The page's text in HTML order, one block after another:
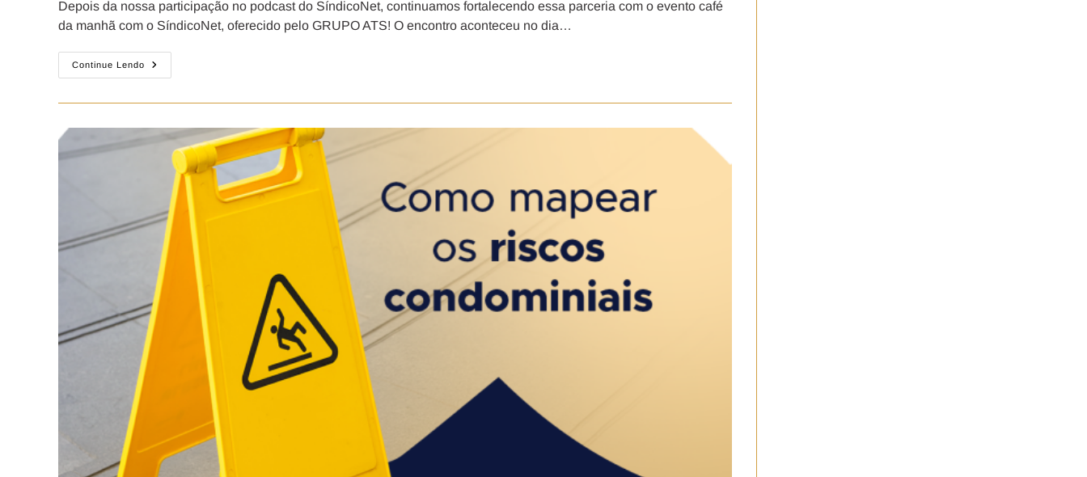
Depois da nossa participação no podcast do SíndicoNet, continuamos fortalecendo essa parceria com o evento café
da manhã com o SíndicoNet, oferecido pelo GRUPO ATS! O encontro aconteceu no dia…
Continue Lendo